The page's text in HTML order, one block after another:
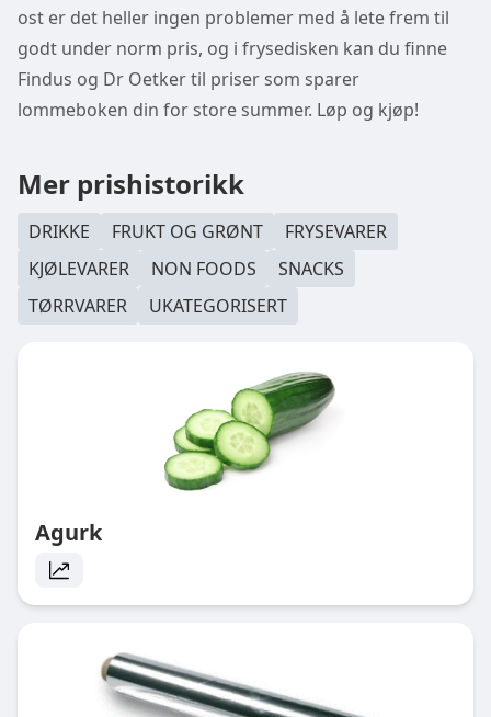
ost er det heller ingen problemer med å lete frem til
godt under norm pris, og i frysedisken kan du finne
Findus og Dr Oetker til priser som sparer
lommeboken din for store summer. Løp og kjøp!
Mer prishistorikk
DRIKKE FRUKT OG GRØNT
FRYSEVARER
KJØLEVARER
NON FOODS
SNACKS
TØRRVARER
UKATEGORISERT
Agurk